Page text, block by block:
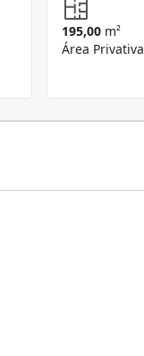
195,00 m²
Área Privativa